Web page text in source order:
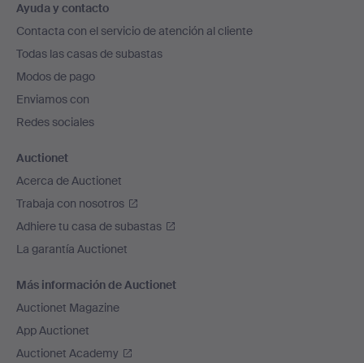
en
el
pie
de
página
Ayuda y contacto
Contacta con el servicio de atención al cliente
Todas las casas de subastas
Modos de pago
Enviamos con
Redes sociales
Auctionet
Acerca de Auctionet
Trabaja con nosotros
Adhiere tu casa de subastas
La garantía Auctionet
Más información de Auctionet
Auctionet Magazine
App Auctionet
Auctionet Academy